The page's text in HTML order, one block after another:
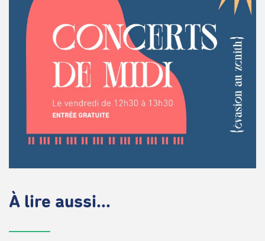
À lire aussi...